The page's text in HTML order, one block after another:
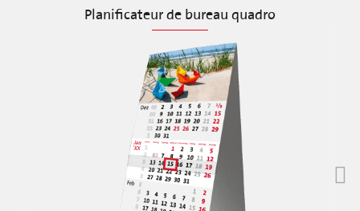
Planificateur de bureau quadro